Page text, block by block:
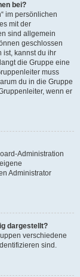
bei?
im persönlichen
mit der
sind allgemein
geschlossen
ist, kannst du ihr
die Gruppe eine
muss
du in die Gruppe
wenn er
Administration
Administrator
dargestellt?
verschiedene
sind.